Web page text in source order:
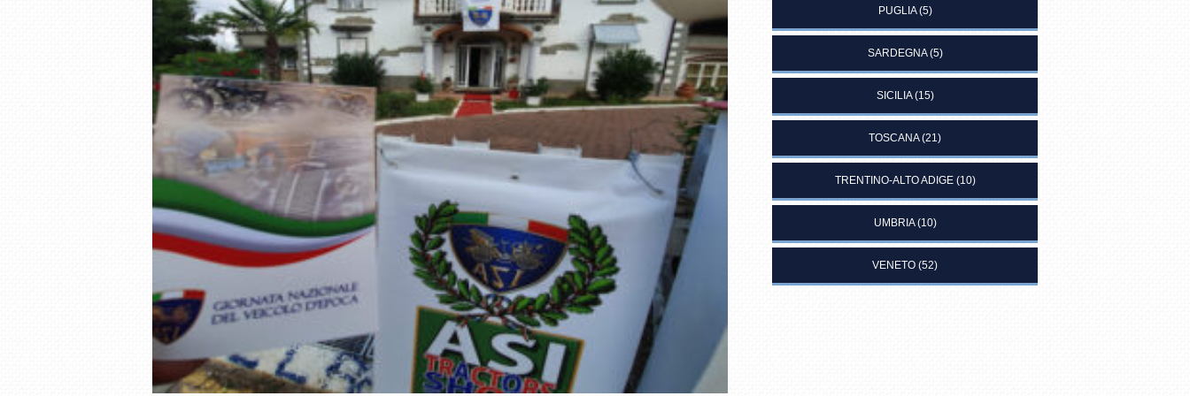
PUGLIA(5)
SARDEGNA(5)
SICILIA(15)
TOSCANA(21)
TRENTINO-ALTO ADIGE(10)
UMBRIA(10)
VENETO (52)